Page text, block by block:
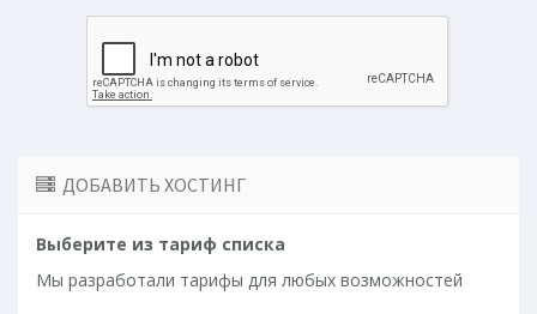
ДОБАВИТЬ ХОСТИНГ
Выберите из тариф списка
Мы разработали тарифы для любых возможностей